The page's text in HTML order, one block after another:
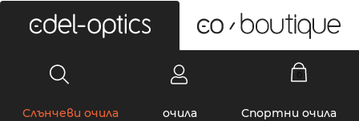
Слънчеви очила очила Спортни очила